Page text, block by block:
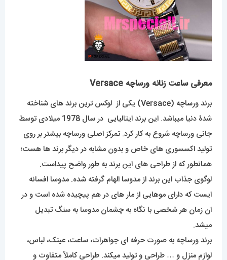
معرفی ساعت زنانه ورساچه Versace
برند ورساچه
(Versace) یکی از لوکس ترین برند های شناخته
شدۀ دنیا میباشد. این برند ایتالیایی در سال 1978 میلادی توسط
جانی ورساچه شروع به کار کرد. تمرکز اصلی ورساچه بیشتر بر روی
تولید اکسسوری های خاص و بدون مشابه در دیگر برند ها هست؛
همانطور که از طراحی های این برند به طور واضح پیداست.
لوگوی جذاب این برند از مدوسا الهام گرفته شده. مدوسا افسانه
ایست که دارای موهایی از مار های در هم پیچیده شده است و در
ان زمان هر شخصی با نگاه به چشمان مدوسا به سنگ تبدیل
میشد.
برند ورساچه به صورت حرفه ای جواهرات، ساعت، عینک، لباس،
لوازم منزل و … طراحی و تولید میکند. طراحی کاملاً متفاوت و